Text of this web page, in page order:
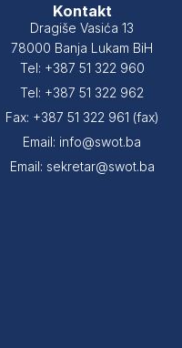
Kontakt
Dragiše Vasića 13
78000 Banja Lukam BiH
Tel: +387 51 322 960
Tel: +387 51 322 962
Fax: +387 51 322 961 (fax)
Email: info@swot.ba
Email: sekretar@swot.ba